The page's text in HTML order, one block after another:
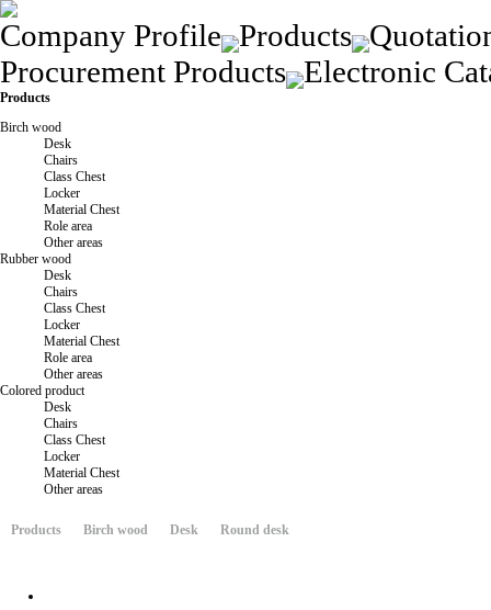
Company Profile Products
Procurement Products Electronic
Products
Birch wood
Desk
Chairs
Class Chest
Locker
Material Chest
Role area
Other areas
Rubber wood
Desk
Chairs
Class Chest
Locker
Material Chest
Role area
Other areas
Colored product
Desk
Chairs
Class Chest
Locker
Material Chest
Other areas
Products Birch wood Desk Round desk